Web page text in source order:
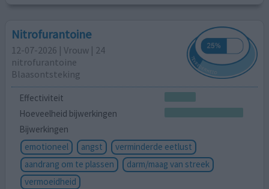
Nitrofurantoine
12-07-2026 | Vrouw | 24
nitrofurantoine
Blaasontsteking
Effectiviteit
Hoeveelheid bijwerkingen
Bijwerkingen
emotioneel
angst
verminderde eetlust
aandrang om te plassen
darm/maag van streek
vermoeidheid